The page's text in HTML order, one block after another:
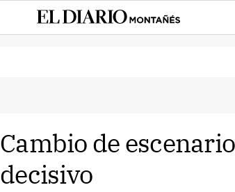
Cambio de
decisivo